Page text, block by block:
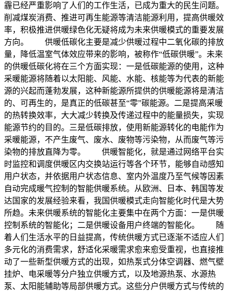
霾已经严重影响了人们的工作生活，已成为重大的民生问题。
削减煤炭消费、推进可再生能源等清洁能源利用，提高供暖效
率，积极推进供暖绿色化无疑将成为未来供暖模式的重要发展
方向。 供暖低碳化主要是减少供暖过程中二氧化碳的排放
量，降低温室气体效应带来的影响，被称作“低碳供暖”。未来
的供暖低碳化将在三个方面实现：一是低碳能源的使用，这种
采暖能源将随着以太阳能、风能、水能、核能等为代表的新能
源的兴起而蓬勃发展，这种新能源所提供的供暖能源将是清洁
的、可再生的，是真正的低碳甚至“零”碳能源。二是提高采暖
的热转换效率，大大减少转换及传递过程中的能量损失，实现
能源节约的目的。三是低碳排放，使用新能源转化的电能作为
采暖能源，不产生废气、废水、废物等污染物，从而废气等污
染物的排放直降为零。 供暖智能化，就是通过网络平台实
时监控和调度供暖区内交换站运行等各个环节，能够自动感知
用户状态，并依据用户状态信息、室内外温度乃至气候等因素
自动完成暖气控制的智能供暖系统。从欧洲、日本、韩国等发
达国家的发展经验来看，我国供暖模式走向智能化时代是大势
所趋。未来供暖系统的智能化主要集中在两个方面：一是供暖
控制系统的智能化；二是供暖设备用户终端的智能化。 随
着人们生活水平的日益提高，传统供暖方式已逐渐不适应人们
多元化的消费需求，舒适化采暖需求愈来愈受重视，也直接推
动了一些新型供暖方式的出现，如热泵式分体空调器、燃气壁
挂炉、电采暖等分户独立供暖方式，以及地源热泵、水源热
泵、太阳能辅助等局部供暖方式。这些分户供暖方式与传统的